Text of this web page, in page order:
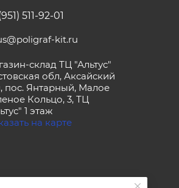
511-92-01
kit.ru
склад ТЦ "Альтус"
обл, Аксайский
пос. Янтарный, Малое
Кольцо, 3, ТЦ
1 этаж
на карте